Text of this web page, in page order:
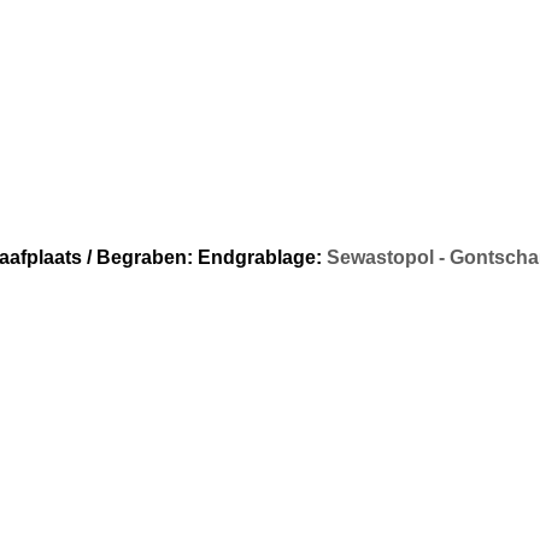
/ Begraben: Endgrablage: Sewastopol -